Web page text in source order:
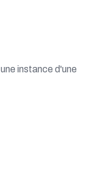
instance d'une